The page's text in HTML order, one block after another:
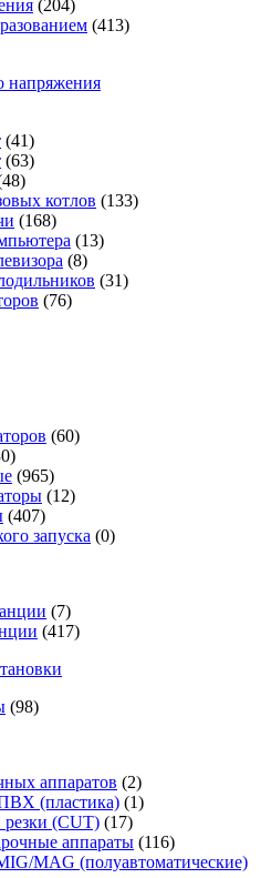
(204)
(413)
напряжения
(41)
(63)
котлов (133)
(168)
(13)
(8)
(31)
(76)
(60)
(965)
(12)
(407)
запуска (0)
(7)
(417)
(98)
аппаратов (2)
(пластика) (1)
(CUT) (17)
аппараты (116)
MAG (полуавтоматические)